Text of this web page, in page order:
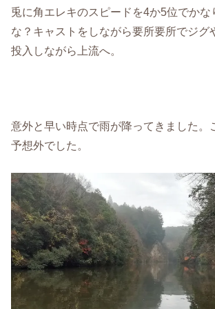
兎に角エレキのスピードを4か5位でかな
な？キャストをしながら要所要所でジグ
投入しながら上流へ。
意外と早い時点で雨が降ってきました。
予想外でした。